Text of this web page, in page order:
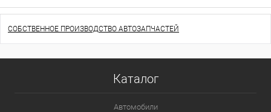
СОБСТВЕННОЕ ПРОИЗВОДСТВО АВТОЗАПЧАСТЕЙ
Каталог
Автомобили